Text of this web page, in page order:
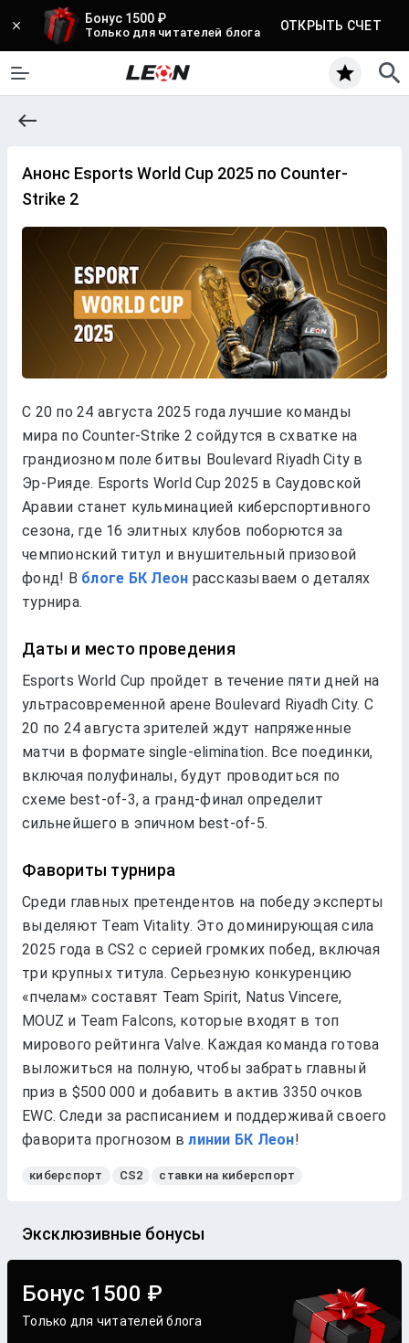
Бонус 1500 ₽
Только для читателей блога ОТКРЫТЬ СЧЕТ
Анонс Esports World Cup 2025 по Counter-
Strike 2
С 20 по 24 августа 2025 года лучшие команды
мира по Counter-Strike 2 сойдутся в схватке на
грандиозном поле битвы Boulevard Riyadh City в
Эр-Рияде. Esports World Cup 2025 в Саудовской
Аравии станет кульминацией киберспортивного
сезона, где 16 элитных клубов поборются за
чемпионский титул и внушительный призовой
фонд! В блоге БК Леон рассказываем о деталях
турнира.
Даты и место проведения
Esports World Cup пройдет в течение пяти дней на
ультрасовременной арене Boulevard Riyadh City. С
20 по 24 августа зрителей ждут напряженные
матчи в формате single-elimination. Все поединки,
включая полуфиналы, будут проводиться по
схеме best-of-3, а гранд-финал определит
сильнейшего в эпичном best-of-5.
Фавориты турнира
Среди главных претендентов на победу эксперты
выделяют Team Vitality. Это доминирующая сила
2025 года в CS2 с серией громких побед, включая
три крупных титула. Серьезную конкуренцию
«пчелам» составят Team Spirit, Natus Vincere,
MOUZ и Team Falcons, которые входят в топ
мирового рейтинга Valve. Каждая команда готова
выложиться на полную, чтобы забрать главный
приз в $500 000 и добавить в актив 3350 очков
EWC. Следи за расписанием и поддерживай своего
фаворита прогнозом влинии БК Леон!
киберспорт CS2 ставки на киберспорт
Эксклюзивные бонусы
Бонус 1500 ₽
Только для читателей блога